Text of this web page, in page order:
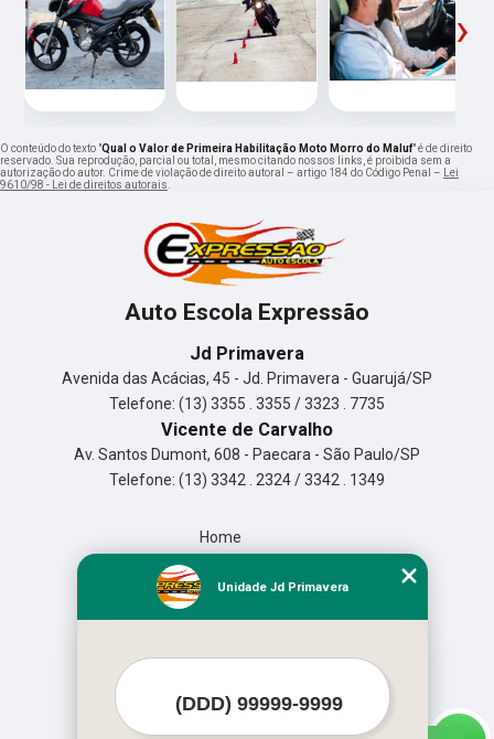
‹ ›
O conteúdo do texto "Qual o Valor de Primeira Habilitação Moto Morro do Maluf" é de direito
reservado. Sua reprodução, parcial ou total, mesmo citando nossos links, é proibida sem a
autorização do autor. Crime de violação de direito autoral – artigo 184 do Código Penal – Lei
9610/98 - Lei de direitos autorais.
Auto Escola Expressão
Jd Primavera
Avenida das Acácias, 45 - Jd. Primavera - Guarujá/SP
Telefone: (13) 3355 . 3355 / 3323 . 7735
Vicente de Carvalho
Av. Santos Dumont, 608 - Paecara - São Paulo/SP
Telefone: (13) 3342 . 2324 / 3342 . 1349
Home
Missão
Mapa do site
Unidade Jd Primavera